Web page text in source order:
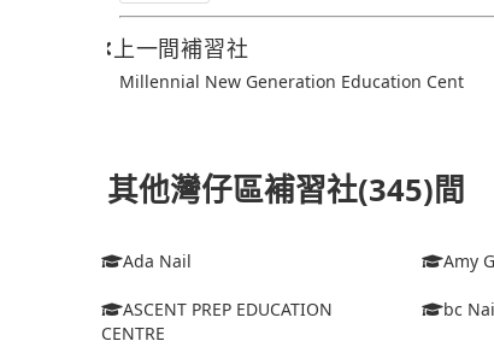
上一間補習社
Millennial New Generation Education Cent
其他灣仔區補習社(345)間
Ada Nail Amy
ASCENT PREP EDUCATION
CENTRE
bc